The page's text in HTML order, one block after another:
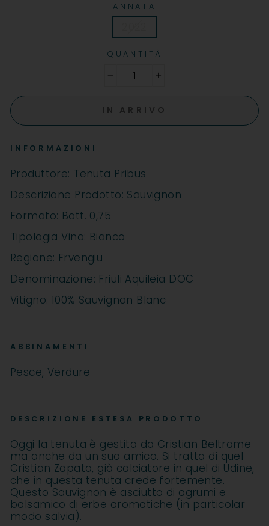
ANNATA
QUANTITÀ
IN ARRIVO
INFORMAZIONI
Produttore: Tenuta Pribus
Descrizione Prodotto: Sauvignon
Formato: Bott. 0,75
Tipologia Vino: Bianco
Regione: Frvengiu
Denominazione: Friuli Aquileia DOC
Vitigno: 100% Sauvignon Blanc
ABBINAMENTI
Pesce, Verdure
DESCRIZIONE ESTESA PRODOTTO
Oggi la tenuta è gestita da Cristian Beltrame
ma anche da un suo amico. Si tratta di quel
Cristian Zapata, già calciatore in quel di Udine,
che in questa tenuta crede fortemente.
Questo Sauvignon è asciutto di agrumi e
balsamico di erbe aromatiche (in particolar
modo salvia).